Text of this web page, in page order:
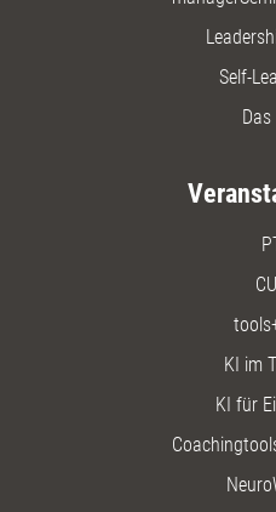
Self-
KI im
KI für